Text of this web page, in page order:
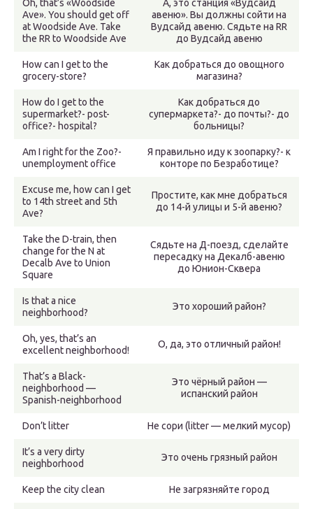
Oh, that’s «Woodside
Ave». You should get off
at Woodside Ave. Take
the RR to Woodside Ave
А, это станция «Вудсайд
авеню». Вы должны сойти на
Вудсайд авеню. Сядьте на RR
до Вудсайд авеню
How can I get to the
grocery-store?
Как добраться до овощного
магазина?
How do I get to the
supermarket?- post-
office?- hospital?
Как добраться до
супермаркета?- до почты?- до
больницы?
Am I right for the Zoo?-
unemployment office
Я правильно иду к зоопарку?- к
конторе по Безработице?
Excuse me, how can I get
to 14th street and 5th
Ave?
Простите, как мне добраться
до 14-й улицы и 5-й авеню?
Take the D-train, then
change for the N at
Decalb Ave to Union
Square
Сядьте на Д-поезд, сделайте
пересадку на Декалб-авеню
до Юнион-Сквера
Is that a nice
neighborhood?
Это хороший район?
Oh, yes, that’s an
excellent neighborhood!
О, да, это отличный район!
That’s a Black-
neighborhood —
Spanish-neighborhood
Это чёрный район —
испанский район
Don’t litter Не сори (litter — мелкий мусор)
It’s a very dirty
neighborhood
Это очень грязный район
Keep the city clean Не загрязняйте город